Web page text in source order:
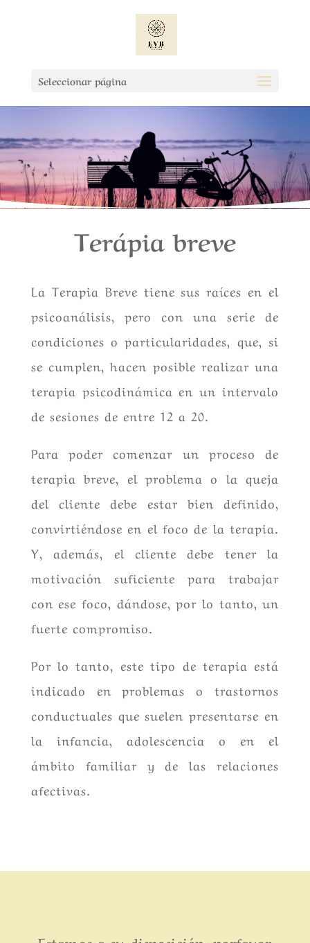
Seleccionar página
Terápia breve
La Terapia Breve tiene sus raíces en el
psicoanálisis, pero con una serie de
condiciones o particularidades, que, si
se cumplen, hacen posible realizar una
terapia psicodinámica en un intervalo
de sesiones de entre 12 a 20.
Para poder comenzar un proceso de
terapia breve, el problema o la queja
del cliente debe estar bien definido,
convirtiéndose en el foco de la terapia.
Y, además, el cliente debe tener la
motivación suficiente para trabajar
con ese foco, dándose, por lo tanto, un
fuerte compromiso.
Por lo tanto, este tipo de terapia está
indicado en problemas o trastornos
conductuales que suelen presentarse en
la infancia, adolescencia o en el
ámbito familiar y de las relaciones
afectivas.